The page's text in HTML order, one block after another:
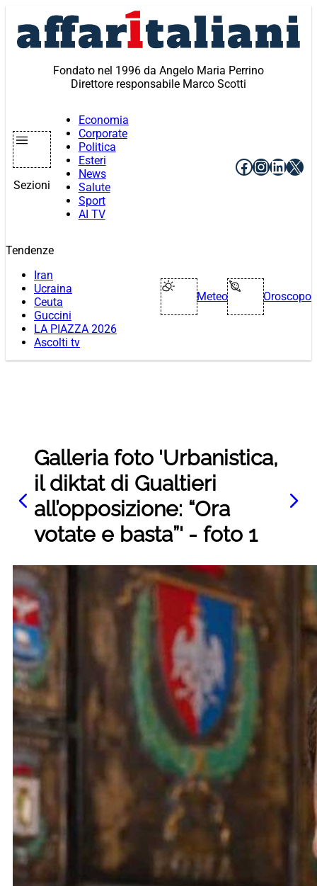
contenuto
Fondato nel 1996 da Angelo Maria Perrino
Direttore responsabile Marco Scotti
Sezioni
Economia
Corporate
Politica
Esteri
News
Salute
Sport
AI TV
Facebook
X
Tendenze
Iran
Ucraina
Ceuta
Guccini
LA PIAZZA 2026
Ascolti tv
Meteo Oroscopo
Galleria foto 'Urbanistica,
il diktat di Gualtieri
all’opposizione: “Ora
votate e basta”' - foto 1